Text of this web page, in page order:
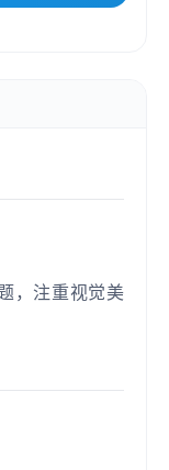
，注重视觉美